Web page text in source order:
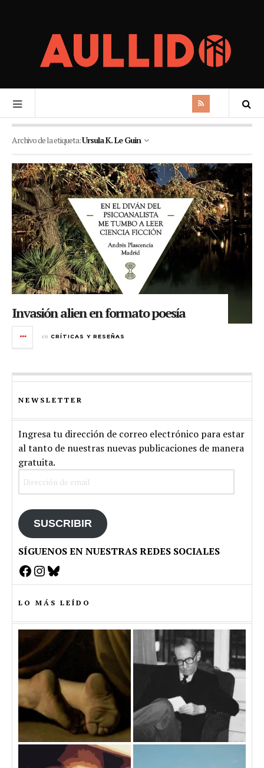
Archivo de la etiqueta:Ursula K. Le Guin
Invasión alien en formato poesía
en CRÍTICAS Y RESEÑAS
NEWSLETTER
Ingresa tu dirección de correo electrónico para estar
al tanto de nuestras nuevas publicaciones de manera
gratuita.
SUSCRIBIR
SÍGUENOS EN NUESTRAS REDES SOCIALES
Facebook
Instagram
Bluesky
LO MÁS LEÍDO